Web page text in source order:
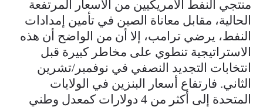
منتجي النفط الأمريكيين من الأسعار المرتفعة
الحالية، مقابل معاناة الصين في تأمين إمدادات
النفط، يرضي ترامب، إلا أن من الواضح أن هذه
الاستراتيجية تنطوي على مخاطر كبيرة قبل
انتخابات التجديد النصفي في نوفمبر/تشرين
الثاني. فارتفاع أسعار البنزين في الولايات
المتحدة إلى أكثر من 4 دولارات كمعدل وطني